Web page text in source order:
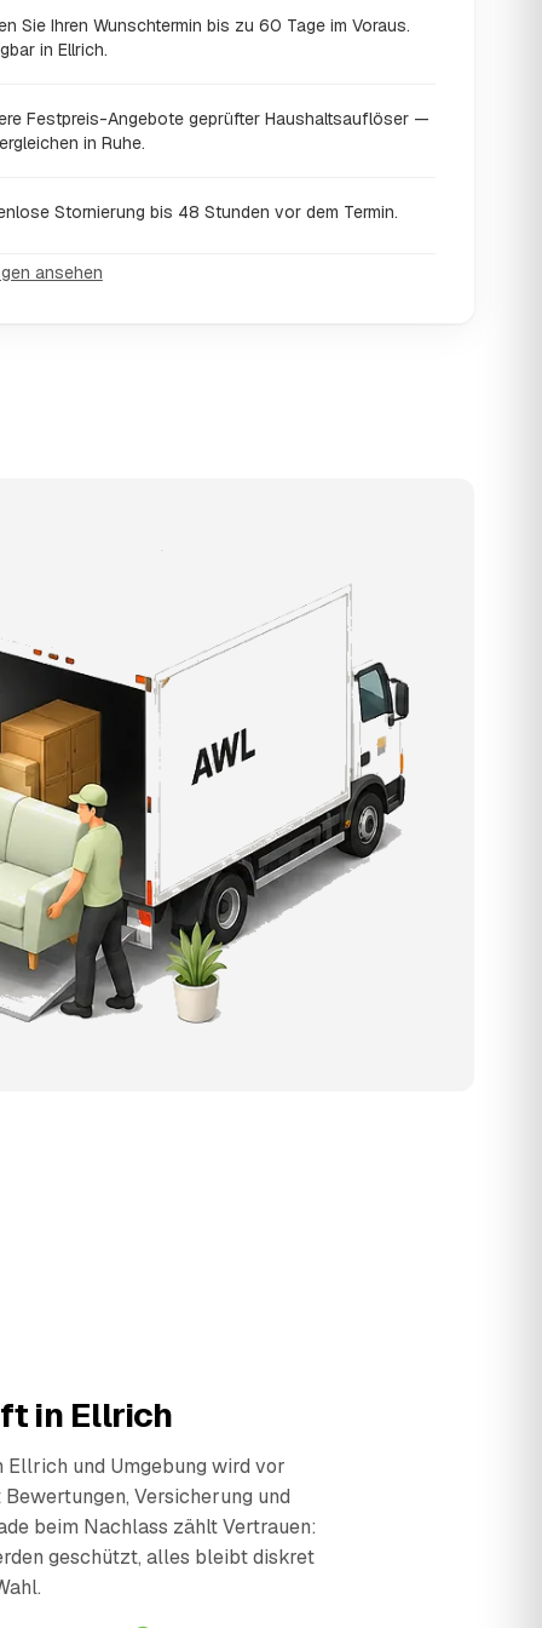
Sie Ihren Wunschtermin bis zu 60 Tage im Voraus.
in Ellrich.
Festpreis-Angebote geprüfter Haushaltsauflöser —
in Ruhe.
Stornierung bis 48 Stunden vor dem Termin.
ansehen
in Ellrich
und Umgebung wird vor
Versicherung und
beim Nachlass zählt Vertrauen:
geschützt, alles bleibt diskret